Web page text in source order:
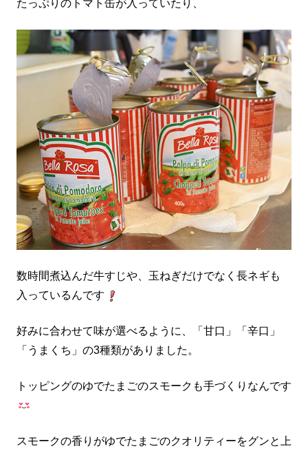
たっぷりのトマト缶が入っていたり、
数時間煮込んだ牛すじや、玉ねぎだけでなく長ネギも
入っているんです
好みに合わせて味が選べるように、「甘口」「辛口」
「うまくち」の3種類がありました。
トッピングのゆでたまごのスモークも手づくりなんです
スモークの香りがゆでたまごのクオリティーをグンと上